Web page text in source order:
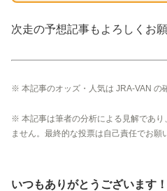
次走の予想記事もよろしくお願
※ 本記事のオッズ・人気は JRA-VAN の
※ 本記事は筆者の分析による見解であり
ません。最終的な投票は自己責任でお願
いつもありがとうございます